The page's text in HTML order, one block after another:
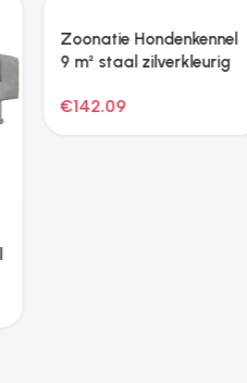
Zoonatie Hondenkennel
voor buiten met dak
€85.25